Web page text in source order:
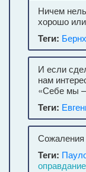
Ничем
хорошо
Теги:
И если
нам
«Себе мы
Теги:
Сожаления
Теги:
оправдание